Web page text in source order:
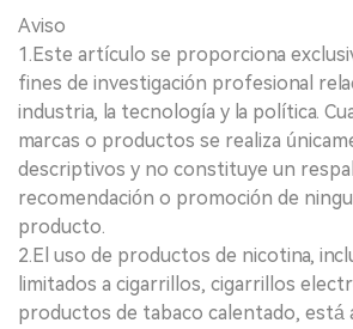
Aviso
1.Este artículo se proporciona
fines de investigación profesional
industria, la tecnología y la política.
marcas o productos se realiza
descriptivos y no constituye un
recomendación o promoción de
producto.
2.El uso de productos de nicotina,
limitados a cigarrillos, cigarrillos
productos de tabaco calentado, está